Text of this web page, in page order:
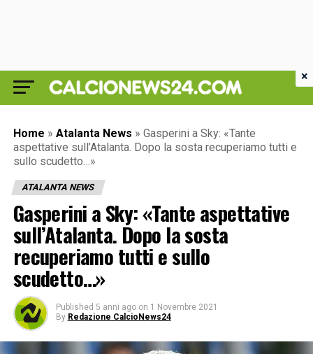
Home » Atalanta News » Gasperini a Sky: «Tante
aspettative sull’Atalanta. Dopo la sosta recuperiamo tutti e
sullo scudetto…»
ATALANTA NEWS
Gasperini a Sky: «Tante aspettative
sull’Atalanta. Dopo la sosta
recuperiamo tutti e sullo
scudetto…»
Published 5 anni ago on 1 Novembre 2021
By Redazione CalcioNews24
×